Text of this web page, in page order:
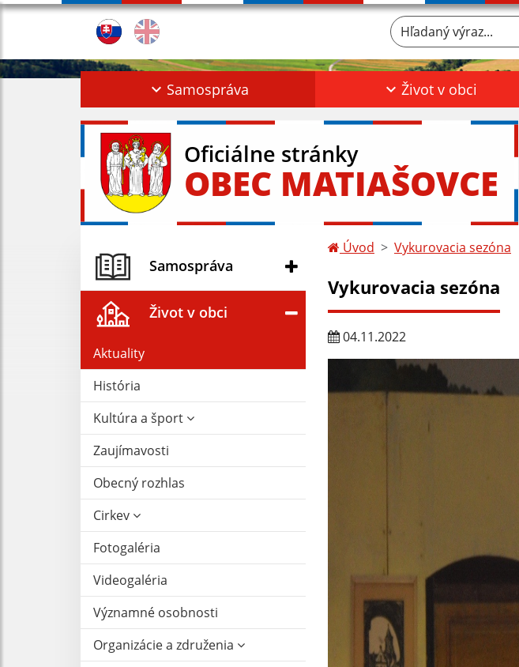
Hľadaný výraz...
Samospráva Život v obci
Oficiálne stránky
OBEC MATIAŠOVCE
Samospráva
Život v obci
Aktuality
História
Kultúra a šport
Zaujímavosti
Obecný rozhlas
Cirkev
Fotogaléria
Videogaléria
Významné osobnosti
Organizácie a združenia
Úvod Vykurovacia sezóna
Vykurovacia sezóna
04.11.2022